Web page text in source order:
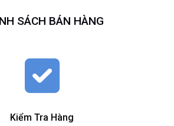
SÁCH BÁN HÀNG
Kiểm Tra Hàng